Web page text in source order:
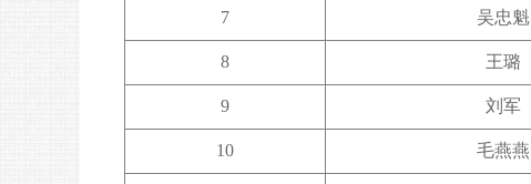
7 吴忠魁
8 王璐
9 刘军
10 毛燕燕